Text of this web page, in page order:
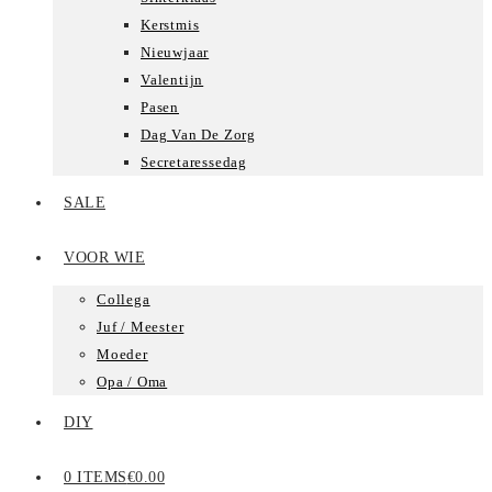
Kerstmis
Nieuwjaar
Valentijn
Pasen
Dag Van De Zorg
Secretaressedag
SALE
VOOR WIE
Collega
Juf / Meester
Moeder
Opa / Oma
DIY
0 ITEMS€0.00